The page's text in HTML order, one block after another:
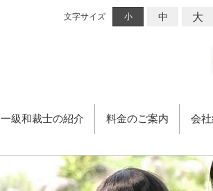
文字サイズ 小 中 大
一級和裁士の紹介 料金のご案内 会